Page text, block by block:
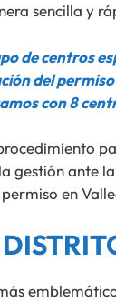
sencilla y
de centros
del
con 8
gestión ante
en